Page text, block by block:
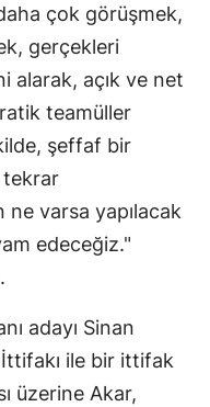
Nevşehir
Ordu
Rize
Samsun
Sinop
Sivas
çok görüşmek,
gerçekleri
alarak, açık ve net
teamüller
şeffaf bir
tekrar
ne varsa yapılacak
edeceğiz."
adayı Sinan
ile bir ittifak
üzerine Akar,